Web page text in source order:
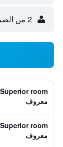
2 من الضيوف، غرفة واحدة
معروف
معروف